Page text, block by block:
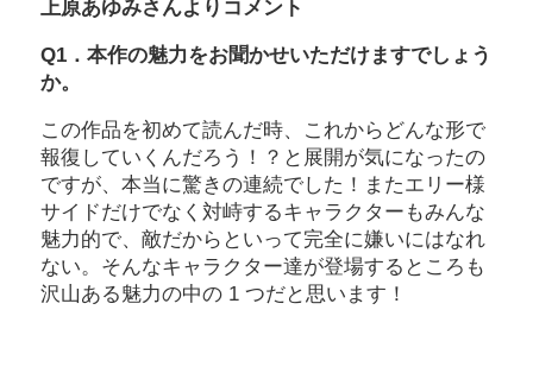
上原あゆみさんよりコメント
Q1．本作の魅力をお聞かせいただけますでしょう
か。
この作品を初めて読んだ時、これからどんな形で
報復していくんだろう！？と展開が気になったの
ですが、本当に驚きの連続でした！またエリー様
サイドだけでなく対峙するキャラクターもみんな
魅力的で、敵だからといって完全に嫌いにはなれ
ない。そんなキャラクター達が登場するところも
沢山ある魅力の中の 1 つだと思います！